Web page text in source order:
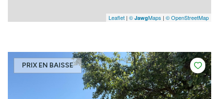
Leaflet | © JawgMaps | © OpenStreetMap
PRIX EN BAISSE